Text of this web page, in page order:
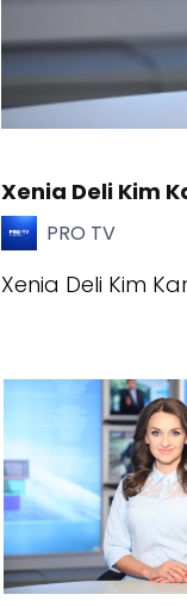
Xenia Deli Kim
PRO TV
Xenia Deli Kim